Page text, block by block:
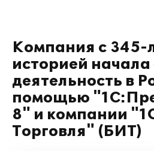
Компания с 345-
историей
деятельность в
помощью
8" и компании
Торговля" (БИТ)